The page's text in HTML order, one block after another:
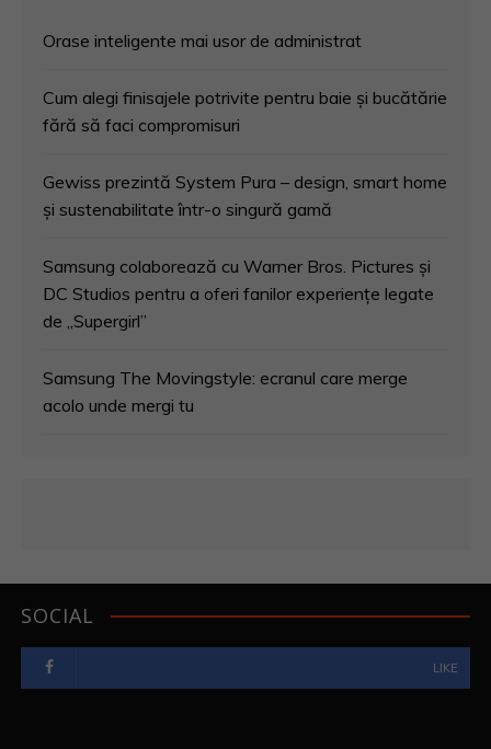
Orase inteligente mai usor de administrat
Cum alegi finisajele potrivite pentru baie și bucătărie
fără să faci compromisuri
Gewiss prezintă System Pura – design, smart home
și sustenabilitate într-o singură gamă
Samsung colaborează cu Warner Bros. Pictures și
DC Studios pentru a oferi fanilor experiențe legate
de „Supergirl”
Samsung The Movingstyle: ecranul care merge
acolo unde mergi tu
SOCIAL
LIKE